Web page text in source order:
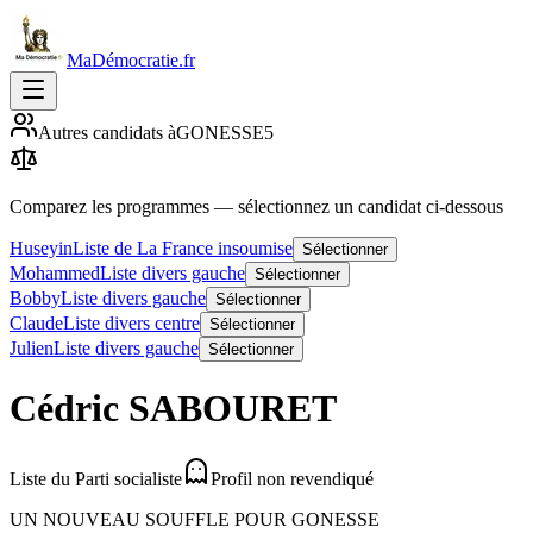
MaDémocratie.fr
Autres candidats àGONESSE5
Comparez les programmes — sélectionnez un candidat ci-dessous
HuseyinListe de La France insoumise Sélectionner
MohammedListe divers gauche Sélectionner
BobbyListe divers gauche Sélectionner
ClaudeListe divers centre Sélectionner
JulienListe divers gauche Sélectionner
Cédric SABOURET
Liste du Parti socialiste
Profil non revendiqué
UN NOUVEAU SOUFFLE POUR GONESSE